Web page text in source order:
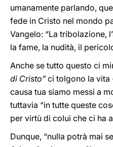
umanamente parlando,
fede in Cristo nel mondo
Vangelo: “La tribolazione,
la fame, la nudità, il
Anche se tutto questo ci
di Cristo”ci tolgono la vita
causa tua siamo messi a
tuttavia “in tutte queste
per virtù di colui che ci ha
Dunque, “nulla potrà mai